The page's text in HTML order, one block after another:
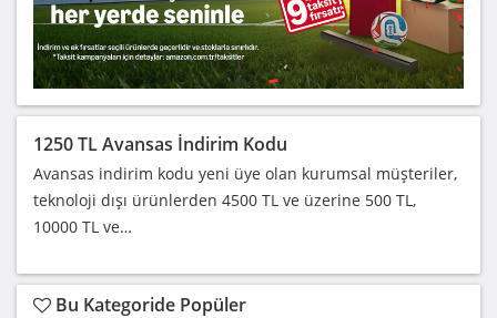
1250 TL Avansas İndirim Kodu
Avansas indirim kodu yeni üye olan kurumsal müşteriler,
teknoloji dışı ürünlerden 4500 TL ve üzerine 500 TL,
10000 TL ve…
Bu Kategoride Popüler